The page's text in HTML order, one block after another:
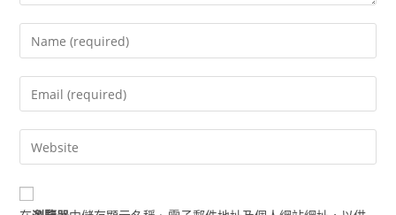
Enter
your
name
comment
Enter
your
email
address
comment
Enter
your
website
URL